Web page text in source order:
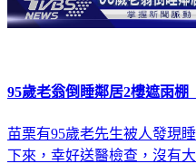
95歲老翁倒睡鄰居2樓遮雨
苗栗有95歲老先生被人發現
下來，幸好送醫檢查，沒有